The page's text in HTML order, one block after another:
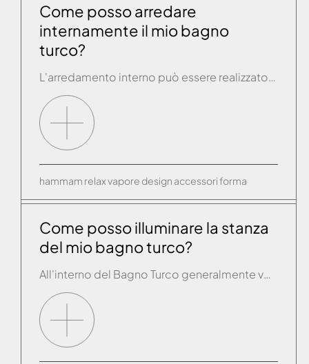
Come posso arredare
internamente il mio bagno
turco?
L'arredamento interno può essere realizzato inserendo panchette in resina, legno trattato o plexiglass (il piano dovrà avere un'altezza di ca.45 cm) o costruendo sedute in muratura; in questo ultimo caso sarà importante ricavare nella parte posteriore una canaletta per raccogliere e scaricare la condensa formatasi sulle pareti.
hammam relaxvapore design accessoriforma
Come posso illuminare la stanza
del mio bagno turco?
All'interno del Bagno Turco generalmente vengono predisposte una o più lampade a seconda delle dimensioni: queste dovranno essere a tenuta stagna (IP 55) e alimentate a bassa tensione 12/24V.